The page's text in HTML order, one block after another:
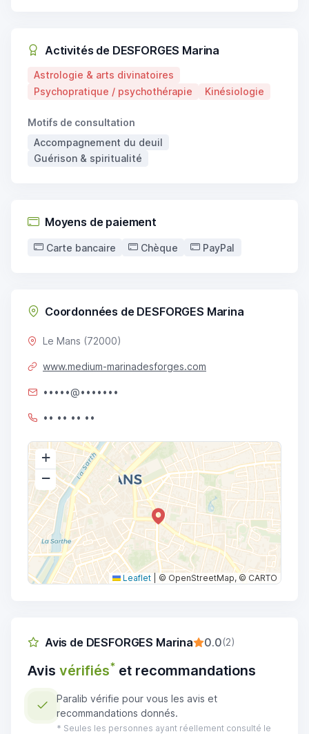
Activités de DESFORGES Marina
Astrologie & arts divinatoires
Psychopratique / psychothérapie
Kinésiologie
Motifs de consultation
Accompagnement du deuil
Guérison & spiritualité
Moyens de paiement
Carte bancaire Chèque PayPal
Coordonnées de DESFORGES Marina
Le Mans (72000)
www.medium-marinadesforges.com
•••••@•••••••
•• •• •• ••
+
−
Leaflet © OpenStreetMap, © CARTO
Avis de DESFORGES Marina 0.0(2)
Avis vérifiés* et recommandations
Paralib vérifie pour vous les avis et
recommandations donnés.
* Seules les personnes ayant réellement consulté le